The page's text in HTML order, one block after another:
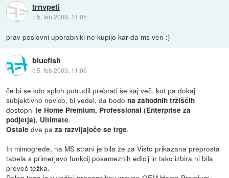
trnvpeti
:: 5. feb 2009, 11:05
prav poslovni uporabniki ne kupijo kar da ms ven :)
bluefish
::5. feb 2009, 11:06
če bi se kdo sploh potrudil prebrati še kaj več, kot pa dokaj
subjektivno novico, bi vedel, da bodona zahodnih tržiščih
dostopni le Home Premium, Professional (Enterprise za
podjetja), Ultimate.
Ostale dve paza razvijajoče se trge.
In mimogrede, na MS strani je bila že za Visto prikazana preprosta
tabela s primerjavo funkcij posameznih edicij in tako izbira ni bila
preveč težka.